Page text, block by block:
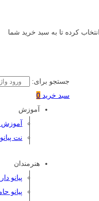
کرده تا به سبد خرید شما
جستجو برای:
سبد خرید 0
آموزش
آموزش
نت پیانو
هنرمندان
پیانو
پیانو